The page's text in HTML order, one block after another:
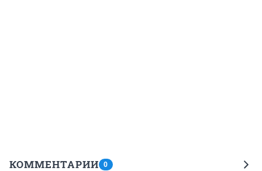
КОММЕНТАРИИ 0